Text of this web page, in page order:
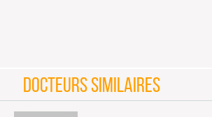
DOCTEURS SIMILAIRES